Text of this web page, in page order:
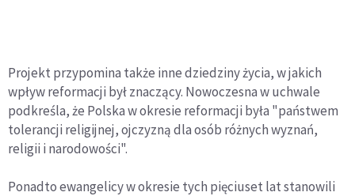
Projekt przypomina także inne dziedziny życia, w jakich
wpływ reformacji był znaczący. Nowoczesna w uchwale
podkreśla, że Polska w okresie reformacji była "państwem
tolerancji religijnej, ojczyzną dla osób różnych wyznań,
religii i narodowości".
Ponadto ewangelicy w okresie tych pięciuset lat stanowili